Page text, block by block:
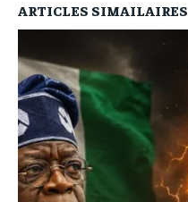
ARTICLES SIMAILAIRES